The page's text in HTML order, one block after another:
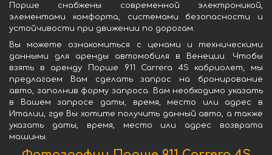
Порше снабжены современной электроникой,
элементами комфорта, системами безопасности и
устойчивости при движении по дорогам.
Вы можете ознакомиться с ценами и техническими
данными для аренды автомобиля в Венеции. Чтобы
взять в аренду Порше 911 Carrera 4S кабриолет, мы
предлагаем Вам сделать запрос на бронирование
авто, заполнив форму запроса. Вам необходимо указать
в Вашем запросе даты, время, место или адрес в
Италии, где Вы хотите получить данный авто, а также
указать даты, время, место или адрес возврата
машины.